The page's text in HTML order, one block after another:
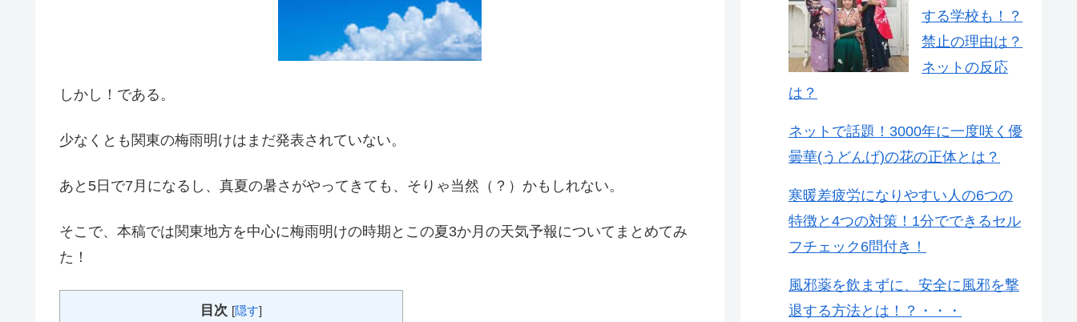
しかし！である。
少なくとも関東の梅雨明けはまだ発表されていない。
あと5日で7月になるし、真夏の暑さがやってきても、そりゃ当然（？）かもしれない。
そこで、本稿では関東地方を中心に梅雨明けの時期とこの夏3か月の天気予報についてまとめてみ
た！
目次 [隠す]
する学校も！？
禁止の理由は？
ネットの反応
は？
ネットで話題！3000年に一度咲く優
曇華(うどんげ)の花の正体とは？
寒暖差疲労になりやすい人の6つの
特徴と4つの対策！1分でできるセル
フチェック6問付き！
風邪薬を飲まずに、安全に風邪を撃
退する方法とは！？・・・